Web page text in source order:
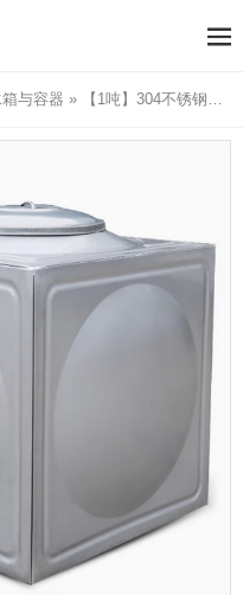
与容器 » 【1吨】304不锈钢方形水箱